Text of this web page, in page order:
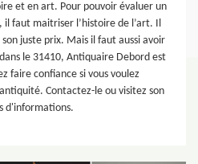
et en art. Pour pouvoir évaluer un
faut maitriser l’histoire de l’art. Il
juste prix. Mais il faut aussi avoir
le 31410, Antiquaire Debord est
faire confiance si vous voulez
Contactez-le ou visitez son
d'informations.